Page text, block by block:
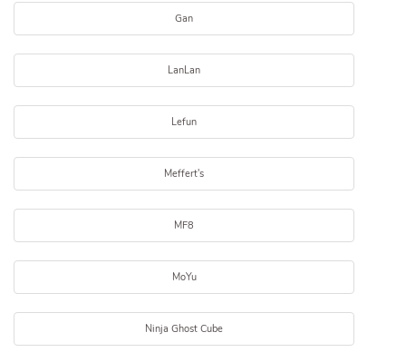
Gan
LanLan
Lefun
Meffert's
MF8
MoYu
Ninja Ghost Cube